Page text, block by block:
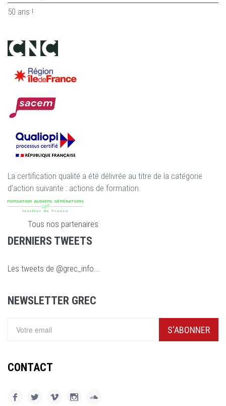
50 ans !
La certification qualité a été délivrée au titre de la catégorie
d'action suivante : actions de formation.
Tous nos partenaires
DERNIERS TWEETS
Les tweets de @grec_info...
NEWSLETTER GREC
S'ABONNER
CONTACT